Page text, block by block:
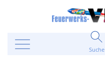
Suche